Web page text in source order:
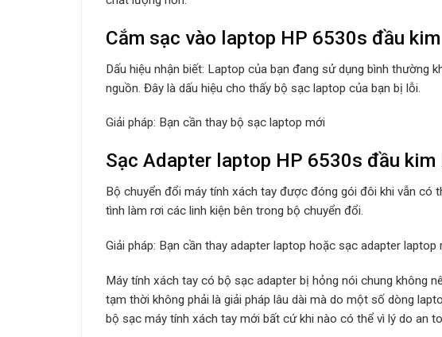
Cắm sạc vào laptop HP 6530s đầu
Dấu hiệu nhận biết: Laptop của bạn đang sử dụng bình
nguồn. Đây là dấu hiệu cho thấy bộ sạc laptop của bạn bị lỗi.
Giải pháp: Bạn cần thay bộ sạc laptop mới
Sạc Adapter laptop HP 6530s đầu
Bộ chuyển đổi máy tính xách tay được đóng gói đôi khi vẫn có
tình làm rơi các linh kiện bên trong bộ chuyển đổi.
Giải pháp: Bạn cần thay adapter laptop hoặc sạc adapter
Máy tính xách tay có bộ sạc adapter bị hỏng nói chung không
tạm thời không phải là giải pháp lâu dài mà do một số dòng
bộ sạc máy tính xách tay mới bất cứ khi nào có thể vì lý do an